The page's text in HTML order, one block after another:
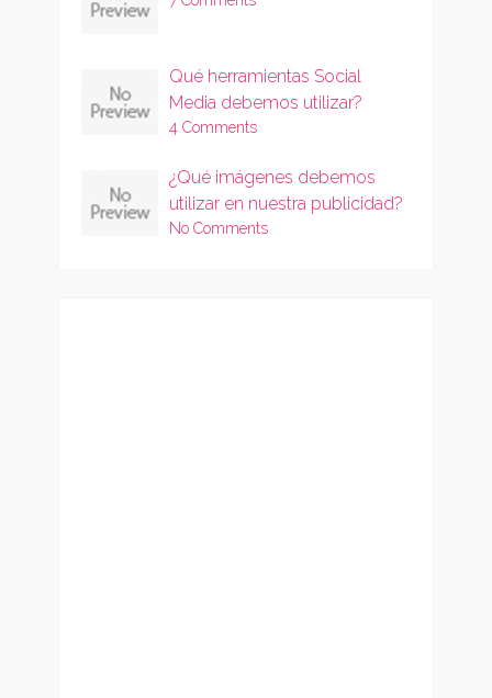
Qué herramientas Social
Media debemos utilizar?
4 Comments
¿Qué imágenes debemos
utilizar en nuestra publicidad?
No Comments